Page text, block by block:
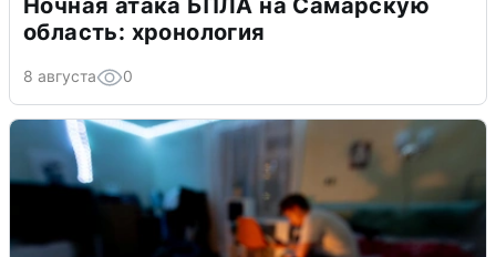
Ночная атака БПЛА на Самарскую
область: хронология
8 августа 0